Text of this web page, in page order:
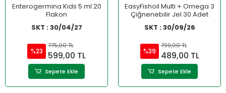
Enterogermina Kids 5 ml 20
Flakon
SKT : 30/04/27
%23
775,00 TL
599,00 TL
Sepete Ekle
EasyFishoil Multi + Omega 3
Çiğnenebilir Jel 30 Adet
SKT : 30/09/26
%39
799,00 TL
489,00 TL
Sepete Ekle